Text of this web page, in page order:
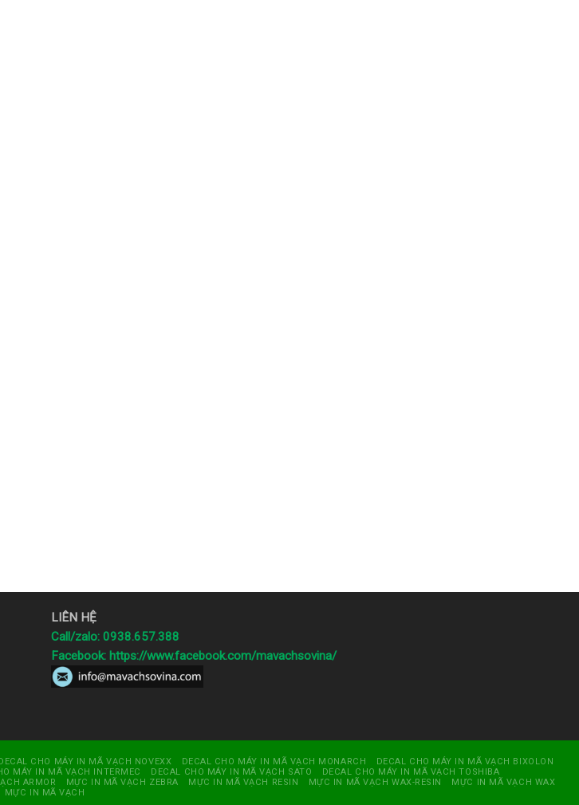
LIÊN HỆ
Call/zalo: 0938.657.388
Facebook: https://www.facebook.com/mavachsovina/
CHO MÁY IN MÃ VẠCH NOVEXX DECAL CHO MÁY IN MÃ VẠCH MONARCH
DECAL CHO MÁY IN MÃ VẠCH BIXOLON
MÁY IN MÃ VẠCH INTERMEC DECAL CHO MÁY IN MÃ VẠCH SATO
DECAL CHO MÁY IN MÃ VẠCH TOSHIBA
ARMOR MỰC IN MÃ VẠCH ZEBRA MỰC IN MÃ VẠCH RESIN MỰC IN MÃ VẠCH WAX-RESIN
MỰC IN MÃ VẠCH WAX
MỰC IN MÃ VẠCH